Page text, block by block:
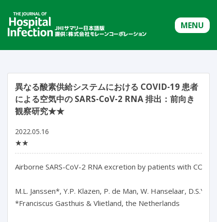
MENU
異なる酸素供給システムにおける COVID-19 患者
による空気中の SARS-CoV-2 RNA 排出：前向き
観察研究★★
2022.05.16
★★
Airborne SARS-CoV-2 RNA excretion by patients with
M.L. Janssen*, Y.P. Klazen, P. de Man, W. Hanselaar, D.S.Y.
*Franciscus Gasthuis & Vlietland, the Netherlands